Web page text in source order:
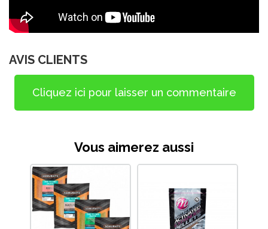
AVIS CLIENTS
Cliquez ici pour laisser un commentaire
Vous aimerez aussi